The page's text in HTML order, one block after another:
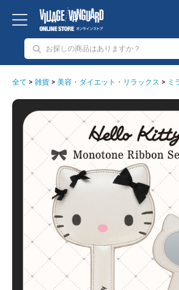
全て > 雑貨 > 美容・ダイエット・リラックス > ミ